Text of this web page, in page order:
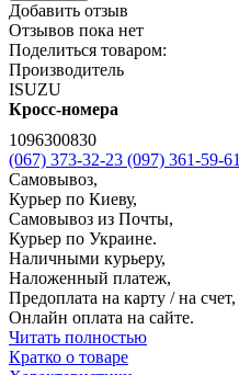
Добавить отзыв
Отзывов пока нет
Поделиться товаром:
Производитель
ISUZU
Кросс-номера
1096300830
(067) 373-32-23 (097) 361-59-61
Самовывоз,
Курьер по Киеву,
Самовывоз из Почты,
Курьер по Украине.
Наличными курьеру,
Наложенный платеж,
Предоплата на карту / на счет,
Онлайн оплата на сайте.
Читать полностью
Кратко о товаре